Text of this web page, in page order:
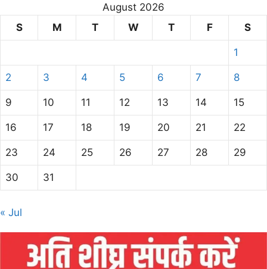
August 2026
S
M T W T F S
1
2 3 4 5 6 7 8
9 10 11 12 13 14 15
16 17 18 19 20 21 22
23 24 25 26 27 28 29
30 31
« Jul